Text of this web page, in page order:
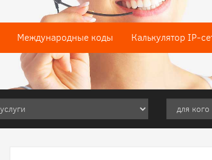
Международные коды Калькулятор IP-